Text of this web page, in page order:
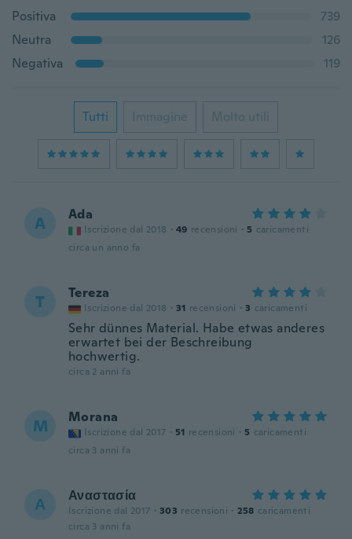
Positiva
739
Neutra
126
Negativa
119
Tutti Immagine Molto utili
A Ada
Iscrizione dal 2018 · 49 recensioni · 5 caricamenti
circa un anno fa
T Tereza
Iscrizione dal 2018 · 31 recensioni · 3 caricamenti
Sehr dünnes Material. Habe etwas anderes
erwartet bei der Beschreibung
hochwertig.
circa 2 anni fa
M Morana
Iscrizione dal 2017 · 51 recensioni · 5 caricamenti
circa 3 anni fa
Α Αναστασία
Iscrizione dal 2017 · 303 recensioni · 258 caricamenti
circa 3 anni fa